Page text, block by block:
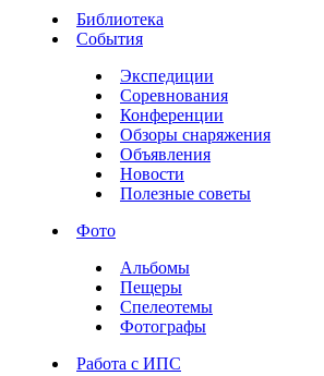
Библиотека
События
Экспедиции
Соревнования
Конференции
Обзоры снаряжения
Объявления
Новости
Полезные советы
Фото
Альбомы
Пещеры
Спелеотемы
Фотографы
Работа с ИПС